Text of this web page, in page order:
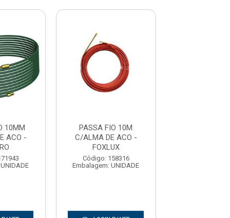
10MM
ACO -
PASSA FIO 10M
C/ALMA DE ACO -
FOXLUX
Código: 158316
Embalagem: UNIDADE